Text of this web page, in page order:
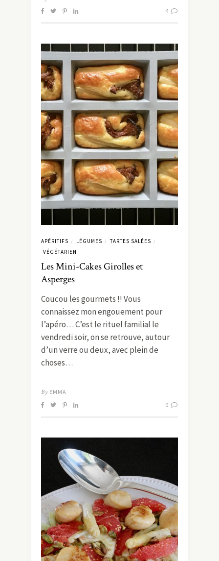
4
APÉRITIFS / LÉGUMES / TARTES SALÉES /
VÉGÉTARIEN
Les Mini-Cakes Girolles et
Asperges
Coucou les gourmets !! Vous
connaissez mon engouement pour
l’apéro… C’est le rituel familial le
vendredi soir, on se retrouve, autour
d’un verre ou deux, avec plein de
choses…
By EMMA
0